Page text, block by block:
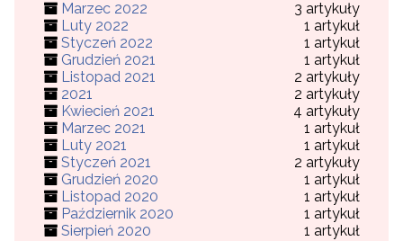
3 artykuły
Marzec 2022
1 artykuł
Luty 2022
1 artykuł
Styczeń 2022
1 artykuł
Grudzień 2021
2 artykuły
Listopad 2021
2 artykuły
2021
4 artykuły
Kwiecień 2021
1 artykuł
Marzec 2021
1 artykuł
Luty 2021
2 artykuły
Styczeń 2021
1 artykuł
Grudzień 2020
1 artykuł
Listopad 2020
1 artykuł
Październik 2020
1 artykuł
Sierpień 2020